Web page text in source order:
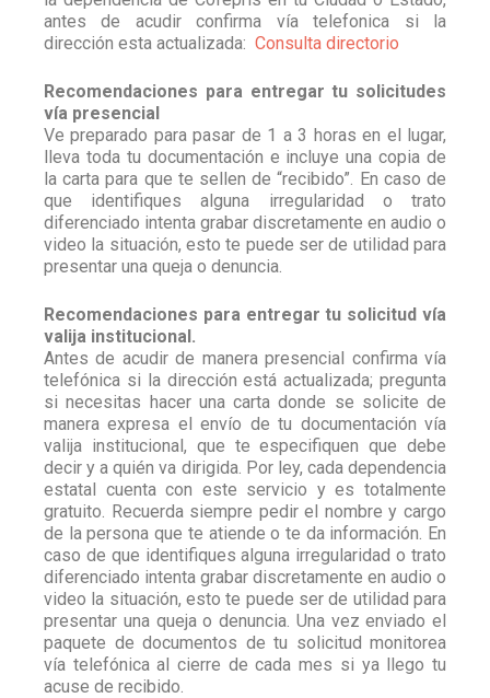
antes de acudir confirma vía telefonica si la
dirección esta actualizada: Consulta directorio
Recomendaciones para entregar tu solicitudes
vía presencial
Ve preparado para pasar de 1 a 3 horas en el lugar,
lleva toda tu documentación e incluye una copia de
la carta para que te sellen de “recibido”. En caso de
que identifiques alguna irregularidad o trato
diferenciado intenta grabar discretamente en audio o
video la situación, esto te puede ser de utilidad para
presentar una queja o denuncia.
Recomendaciones para entregar tu solicitud vía
valija institucional.
Antes de acudir de manera presencial confirma vía
telefónica si la dirección está actualizada; pregunta
si necesitas hacer una carta donde se solicite de
manera expresa el envío de tu documentación vía
valija institucional, que te especifiquen que debe
decir y a quién va dirigida. Por ley, cada dependencia
estatal cuenta con este servicio y es totalmente
gratuito. Recuerda siempre pedir el nombre y cargo
de la persona que te atiende o te da información. En
caso de que identifiques alguna irregularidad o trato
diferenciado intenta grabar discretamente en audio o
video la situación, esto te puede ser de utilidad para
presentar una queja o denuncia. Una vez enviado el
paquete de documentos de tu solicitud monitorea
vía telefónica al cierre de cada mes si ya llego tu
acuse de recibido.